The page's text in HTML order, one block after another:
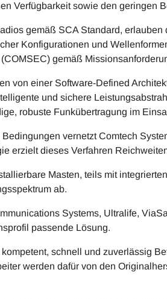
Verfügbarkeit sowie den geringen
gemäß SCA Standard,
Konfigurationen und
gemäß
von einer Software-Defined
und sichere
robuste Funkübertragung im
vernetzt Comtech
erzielt dieses Verfahren
Masten, teils mit
ab.
Systems, Ultralife,
passende Lösung.
schnell und zuverlässig
werden dafür von den